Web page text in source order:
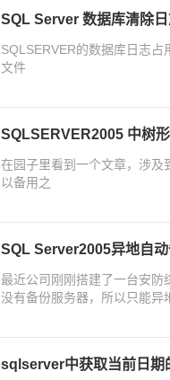
SQL Server 数据库清除
SQLSERVER的数据库日志
文件
SQLSERVER2005 中树
在园子里看到一个文章，涉及
以备用之
SQL Server2005异地自
最近公司刚刚搭建了一台安
没有备份服务器，所以只能异
sqlserver中获取当前日期